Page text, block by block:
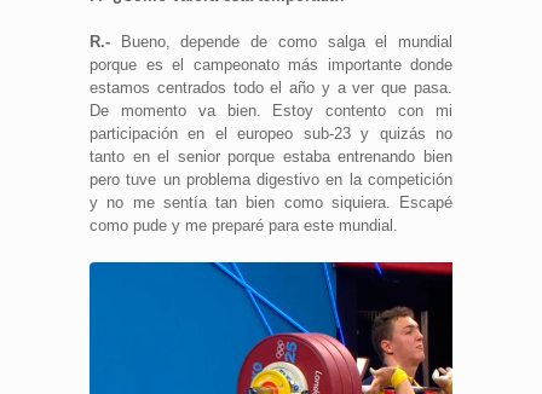
R.- Bueno, depende de como salga el mundial
porque es el campeonato más importante donde
estamos centrados todo el año y a ver que pasa.
De momento va bien. Estoy contento con mi
participación en el europeo sub-23 y quizás no
tanto en el senior porque estaba entrenando bien
pero tuve un problema digestivo en la competición
y no me sentía tan bien como siquiera. Escapé
como pude y me preparé para este mundial.